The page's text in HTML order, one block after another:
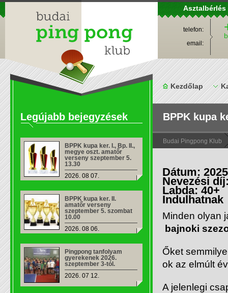
Asztalbérlés
telefon:
email:
Kezdőlap
Legújabb bejegyzések
BPPK kupa ker. I., Bp. II.,
megye oszt. amatőr
verseny szeptember 5.
13.30
2026. 08 07.
BPPK kupa ker. II.
amatőr verseny
szeptember 5. szombat
10.00
2026. 08 06.
Pingpong tanfolyam
gyerekenek 2026.
szeptember 3-tól.
2026. 07 12.
BPPK kupa
Budai Pingpong Klub
Dátum:
Nevezési
Labda: 40+
Indulhatnak
Minden olyan
bajnoki
Őket
ok az elmúlt
A jelenlegi